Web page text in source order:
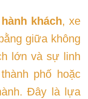
khách, xe
giữa không
lớn và sự linh
phố hoặc
Đây là lựa